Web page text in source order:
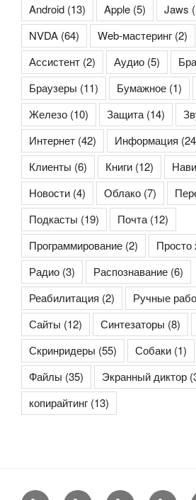
Android (13) Apple (5) Jaws
NVDA (64) Web-мастеринг (2)
Ассистент (2) Аудио (5)
Браузеры (11) Бумажное (1)
Железо (10) Защита(14)
Интернет (42) Информация
Клиенты (6) Книги (12)
Новости (4) Облако (7)
Подкасты (19) Почта(12)
Программирование (2)
Радио (3) Распознавание (6)
Реабилитация (2) Ручные
Сайты (12) Синтезаторы (8)
Скринридеры (55) Собаки (1)
Файлы (35) Экранный диктор
копирайтинг (13)